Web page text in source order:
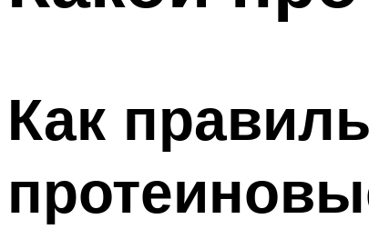
Как